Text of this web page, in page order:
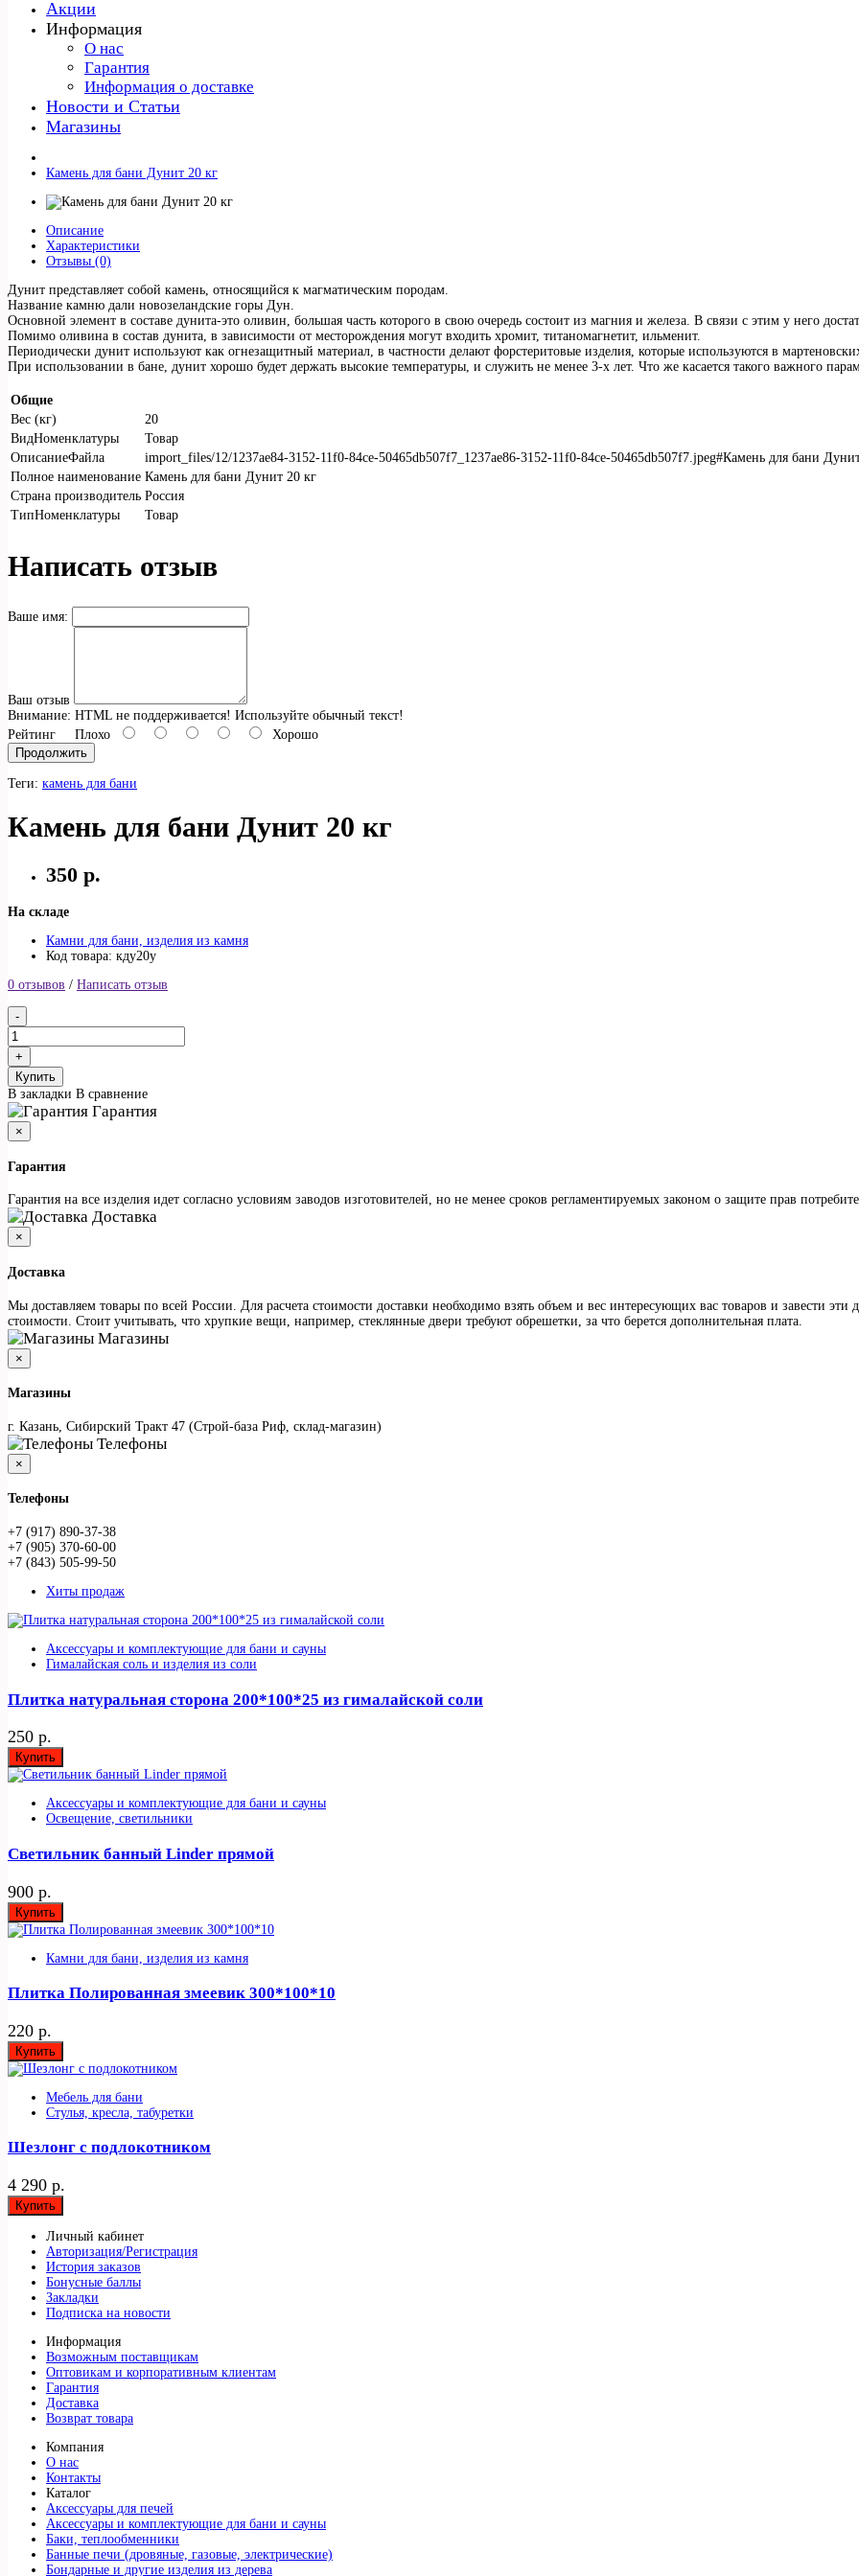
Акции
Информация
О нас
Гарантия
Информация о доставке
Новости и Статьи
Магазины
Камень для бани Дунит 20 кг
Описание
Характеристики
Отзывы (0)
Дунит представляет собой камень, относящийся к магматическим породам.
Название камню дали новозеландские горы Дун.
Основной элемент в составе дунита-это оливин, большая часть которого в свою очередь состоит из магния и железа. В связи с этим у него
Помимо оливина в состав дунита, в зависимости от месторождения могут входить хромит, титаномагнетит, ильменит.
Периодически дунит используют как огнезащитный материал, в частности делают форстеритовые изделия, которые используются в
При использовании в бане, дунит хорошо будет держать высокие температуры, и служить не менее 3-х лет. Что же касается такого важного
Общие
Вес (кг)
20
ВидНоменклатуры
Товар
ОписаниеФайла
import_files/12/1237ae84-3152-11f0-84ce-50465db507f7_1237ae86-3152-11f0-84ce-50465db507f7.jpeg#Камень для бани
Полное наименование Камень для бани Дунит 20 кг
Страна производитель Россия
ТипНоменклатуры
Товар
Написать отзыв
Ваше имя:
Ваш отзыв
Внимание: HTML не поддерживается! Используйте обычный текст!
Рейтинг Плохо
Хорошо
Продолжить
Теги: камень для бани
Камень для бани Дунит 20 кг
350 р.
На складе
Камни для бани, изделия из камня
Код товара: кду20у
0 отзывов / Написать отзыв
Купить
В закладки В сравнение
Гарантия
×
Гарантия
Гарантия на все изделия идет согласно условиям заводов изготовителей, но не менее сроков регламентируемых законом о защите прав
Доставка
×
Доставка
Мы доставляем товары по всей России. Для расчета стоимости доставки необходимо взять объем и вес интересующих вас товаров и завести
стоимости. Стоит учитывать, что хрупкие вещи, например, стеклянные двери требуют обрешетки, за что берется дополнительная плата.
Магазины
×
Магазины
г. Казань, Сибирский Тракт 47 (Строй-база Риф, склад-магазин)
Телефоны
×
Телефоны
+7 (917) 890-37-38
+7 (905) 370-60-00
+7 (843) 505-99-50
Хиты продаж
Аксессуары и комплектующие для бани и сауны
Гималайская соль и изделия из соли
Плитка натуральная сторона 200*100*25 из гималайской соли
250 р.
Купить
Аксессуары и комплектующие для бани и сауны
Освещение, светильники
Светильник банный Linder прямой
900 р.
Купить
Камни для бани, изделия из камня
Плитка Полированная змеевик 300*100*10
220 р.
Купить
Мебель для бани
Стулья, кресла, табуретки
Шезлонг с подлокотником
4 290 р.
Купить
Личный кабинет
Авторизация/Регистрация
История заказов
Бонусные баллы
Закладки
Подписка на новости
Информация
Возможным поставщикам
Оптовикам и корпоративным клиентам
Гарантия
Доставка
Возврат товара
Компания
О нас
Контакты
Каталог
Аксессуары для печей
Аксессуары и комплектующие для бани и сауны
Баки, теплообменники
Банные печи (дровяные, газовые, электрические)
Бондарные и другие изделия из дерева